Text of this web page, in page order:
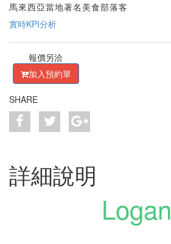
馬來西亞當地著名美食部落客
實時KPI分析
報價另洽
加入預約單
SHARE
詳細說明
Logan